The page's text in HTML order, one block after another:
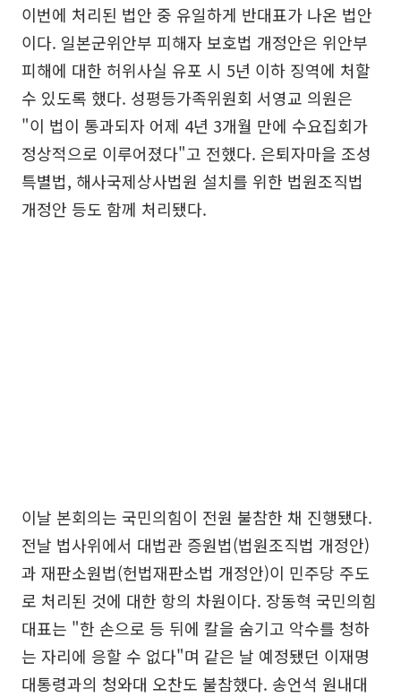
이번에 처리된 법안 중 유일하게 반대표가 나온 법안
이다. 일본군위안부 피해자 보호법 개정안은 위안부
피해에 대한 허위사실 유포 시 5년 이하 징역에 처할
수 있도록 했다. 성평등가족위원회 서영교 의원은
"이 법이 통과되자 어제 4년 3개월 만에 수요집회가
정상적으로 이루어졌다"고 전했다. 은퇴자마을 조성
특별법, 해사국제상사법원 설치를 위한 법원조직법
개정안 등도 함께 처리됐다.
이날 본회의는 국민의힘이 전원 불참한 채 진행됐다.
전날 법사위에서 대법관 증원법(법원조직법 개정안)
과 재판소원법(헌법재판소법 개정안)이 민주당 주도
로 처리된 것에 대한 항의 차원이다. 장동혁 국민의힘
대표는 "한 손으로 등 뒤에 칼을 숨기고 악수를 청하
는 자리에 응할 수 없다"며 같은 날 예정됐던 이재명
대통령과의 청와대 오찬도 불참했다. 송언석 원내대